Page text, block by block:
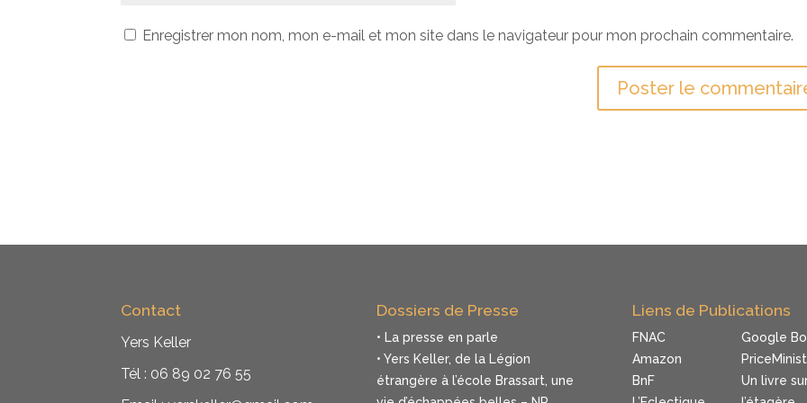
Enregistrer mon nom, mon e-mail et mon site dans le navigateur pour mon prochain commentaire.
Contact
Yers Keller
Tél : 06 89 02 76 55
Dossiers de Presse
• La presse en parle
• Yers Keller, de la Légion
étrangère à l’école Brassart, une
Liens de Publications
FNAC
Amazon
BnF
Google
Un livre